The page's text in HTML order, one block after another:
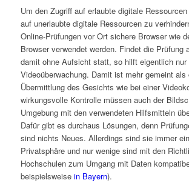
Um den Zugriff auf erlaubte digitale
auf unerlaubte digitale Ressourcen zu
Online-Prüfungen vor Ort sichere Browser wie
Browser verwendet werden. Findet die Prüfung
damit ohne Aufsicht statt, so hilft eigentlich nur
Videoüberwachung. Damit ist mehr gemeint als
Übermittlung des Gesichts wie bei einer
wirkungsvolle Kontrolle müssen auch der
Umgebung mit den verwendeten Hilfsmitteln
Dafür gibt es durchaus Lösungen, denn
sind nichts Neues. Allerdings sind sie immer
Privatsphäre und nur wenige sind mit den
Hochschulen zum Umgang mit Daten
beispielsweise in Bayern).